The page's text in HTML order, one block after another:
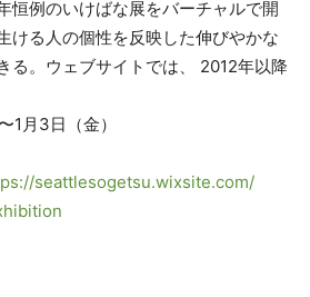
恒例のいけばな展をバーチャルで開
ける人の個性を反映した伸びやかな
。 ウェブサイトでは、 2012年以降
1月3日（金）
seattlesogetsu.wixsite.com/